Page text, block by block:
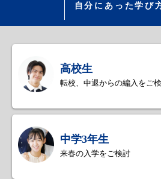
自分にあった学び
高校生
転校、中退からの編入をご
中学3年生
来春の入学をご検討